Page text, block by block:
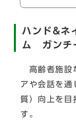
ハンド&ネ
ム ガンチ
高齢者施設
アや会話を
質）向上を目
す。